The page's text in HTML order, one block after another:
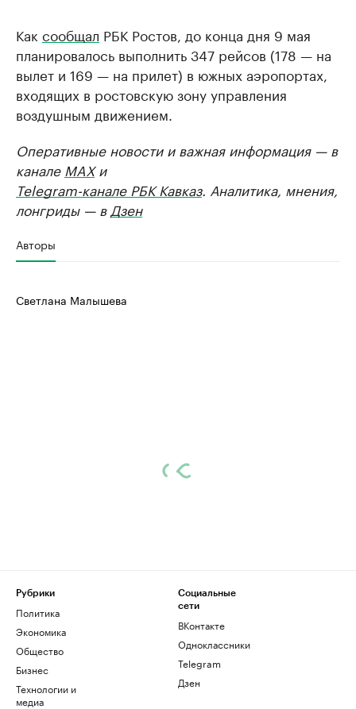
Как сообщал РБК Ростов, до конца дня 9 мая
планировалось выполнить 347 рейсов (178 — на
вылет и 169 — на прилет) в южных аэропортах,
входящих в ростовскую зону управления
воздушным движением.
Оперативные новости и важная информация — в
канале MAXи
Telegram-канале РБК Кавказ. Аналитика, мнения,
лонгриды — в Дзен
Авторы
Светлана Малышева
Рубрики
Политика
Экономика
Общество
Бизнес
Технологии и
медиа
Социальные
сети
ВКонтакте
Одноклассники
Telegram
Дзен